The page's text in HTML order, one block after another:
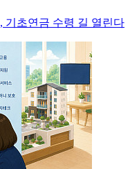
기초연금 수령 길 열린다